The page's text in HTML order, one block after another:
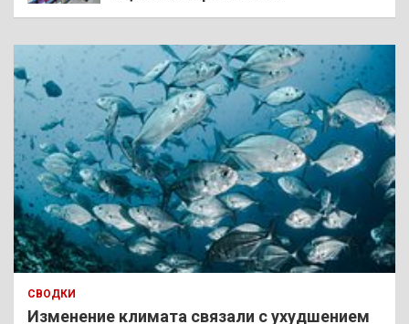
СВОДКИ
Изменение климата связали с ухудшением